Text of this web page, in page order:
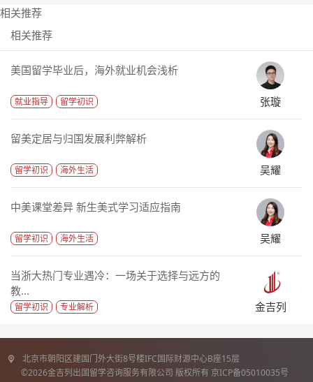
相关推荐
相关推荐
美国留学毕业后，海外就业机会浅析
就业指导 留学初识 张璇
留美定居与归国发展利弊解析
留学初识 海外生活 吴耀
中美课堂差异 新生美式学习适应指南
留学初识 海外生活 吴耀
当浙大热门专业遇冷：一场关于选择与远方的
教...
留学初识 专业解析 金吉列
北京市朝阳区建国门外大街8号楼IFC国际财源中心B座15层
©2026金吉列出国留学咨询服务有限公司 版权所有 京ICP备05010035号